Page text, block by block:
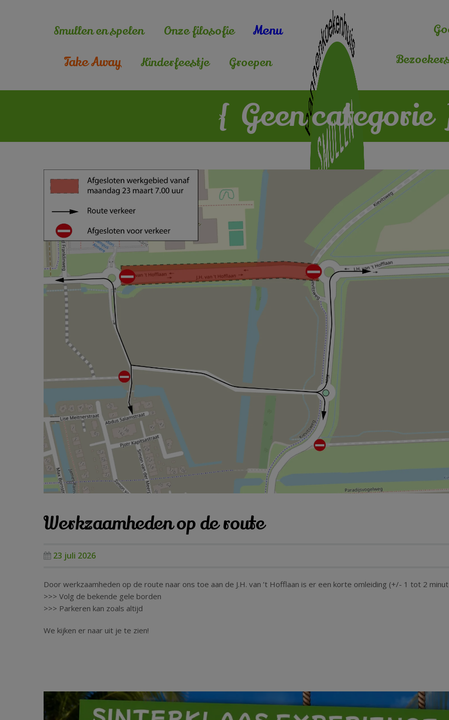
Smullen en spelen Onze filosofie
Menu
Take Away
Kinderfeestje Groepen
{ Geen categorie
Werkzaamheden op de route
23 juli 2026
Door werkzaamheden op de route naar ons toe aan de J.H. van ’t Hofflaan is er een korte omleiding (+/- 1 tot 2
>>> Volg de bekende gele borden
>>> Parkeren kan zoals altijd
We kijken er naar uit je te zien!